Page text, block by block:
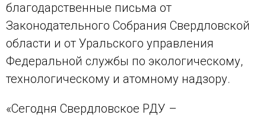
благодарственные письма от
Законодательного Собрания Свердловской
области и от Уральского управления
Федеральной службы по экологическому,
технологическому и атомному надзору.
«Сегодня Свердловское РДУ –